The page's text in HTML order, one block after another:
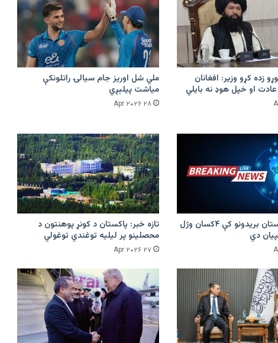
زده کړو وزیر: افغانان
او خپل هوډ نه بایلي
ملي شل اوریز جام سیالۍ راتلونکې
میاشت پیلېږي
۲۸ Apr ۲۰۲۶
پرکونړ د پاکستان بریدونو کې ۴کسان وژل
تازه خبر: پاکستان د کونړ پوهنتون د
محصلینو پر لیلیه توغندي توغولي
۲۷ Apr ۲۰۲۶